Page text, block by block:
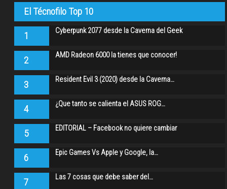
El Técnofilo Top 10
1 Cyberpunk 2077 desde la Caverna del Geek
2 AMD Radeon 6000 la tienes que conocer!
3 Resident Evil 3 (2020) desde la Caverna…
4 ¿Que tanto se calienta el ASUS ROG…
5 EDITORIAL – Facebook no quiere cambiar
6 Epic Games Vs Apple y Google, la…
7 Las 7 cosas que debe saber del…